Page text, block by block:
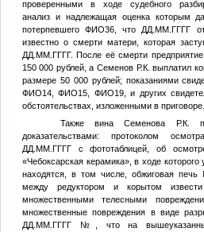
проверенными в ходе судебного
анализ и надлежащая оценка которым
потерпевшегоФИО36, чтоДД.ММ.ГГГГ
известно о смерти матери, которая
ДД.ММ.ГГГГ. После её смерти
150 000 рублей, а Семенов Р.К. выплатил
размере 50 000 рублей; показаниями
ФИО14,ФИО15, ФИО19, и других
обстоятельствах, изложенными в приговоре.
Также вина Семенова Р.К.
доказательствами: протоколом
ДД.ММ.ГГГГс фототаблицей, об
«Чебоксарская керамика», в ходе которого
находятся, в том числе, обжиговая печь
между редуктором и корытом
множественными телесными
множественные повреждения в виде
ДД.ММ.ГГГГ
№
, что на